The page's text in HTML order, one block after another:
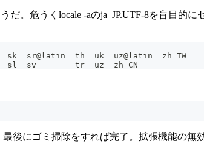
。危うくlocale -aのja_JP.UTF-8を盲目的
ar  bn	cs  de	en_GB  et  fr  hi  hu  it  ko  nb  pl  pt_BR  ru  sk  sr@latin	th  uk	uz@latin  zh_TW
bg  ca	da  el	es     fi  gl  hr  id  ja  lt  nl  pt  ro     si  sl  sv	tr  uz	zh_CN
後にゴミ掃除をすれば完了。拡張機能の